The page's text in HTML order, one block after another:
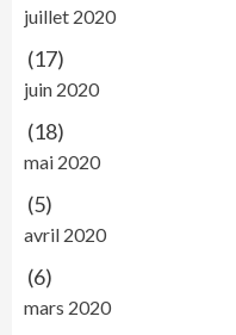
juillet 2020
(17)
juin 2020
(18)
mai 2020
(5)
avril 2020
(6)
mars 2020